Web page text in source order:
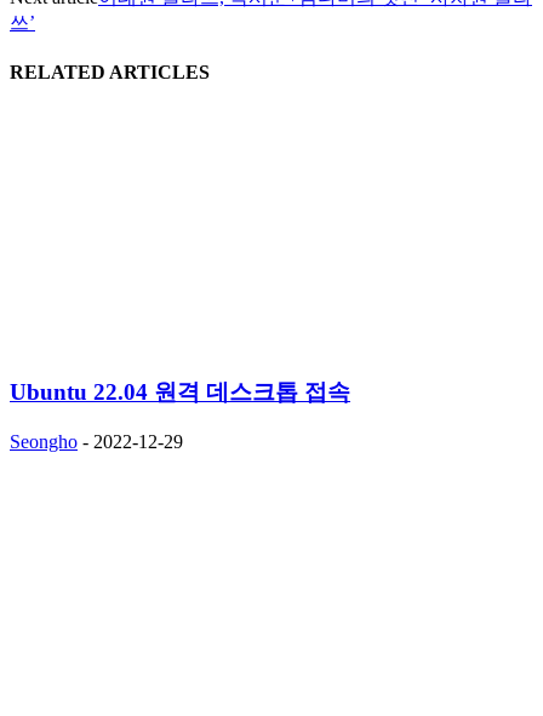
쓰’
RELATED ARTICLES
Ubuntu 22.04 원격 데스크톱 접속
Seongho - 2022-12-29